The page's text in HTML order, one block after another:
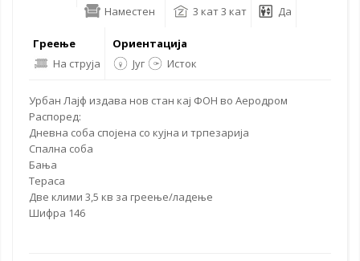
Наместен
3 кат 3 кат
Да
Греење
На струја
Ориентација
Југ
Исток
Урбан Лајф издава нов стан кај ФОН во Аеродром
Распоред:
Дневна соба спојена со кујна и трпезарија
Спална соба
Бања
Тераса
Две клими 3,5 кв за греење/ладење
Шифра 146